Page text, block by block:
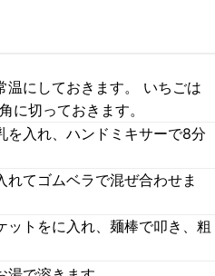
温にしておきます。 いちごは
に切っておきます。
を入れ、ハンドミキサーで8分
てゴムベラで混ぜ合わせま
ットをに入れ、麺棒で叩き、粗